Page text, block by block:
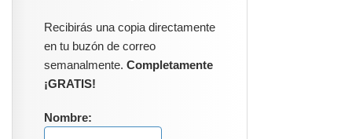
Recibirás una copia directamente
en tu buzón de correo
semanalmente. Completamente
¡GRATIS!
Nombre: